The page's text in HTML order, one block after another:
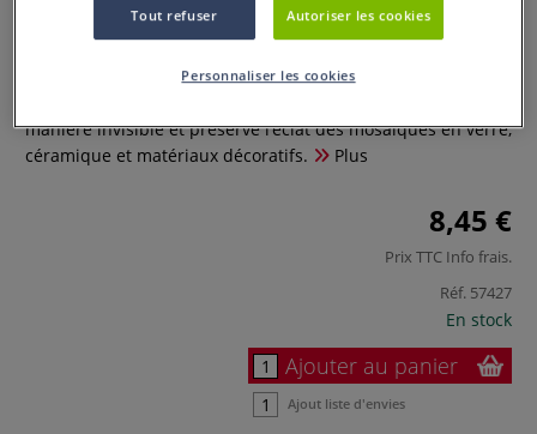
Creartec
manière invisible et préserve l’éclat des mosaïques en verre,
céramique et matériaux décoratifs.
Plus
8,45 €
Prix TTC Info frais.
Réf. 57427
En stock
Ajouter au panier
Ajout liste d'envies
Tout refuser Autoriser les cookies
Personnaliser les cookies